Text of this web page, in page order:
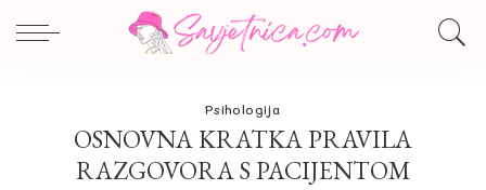
Psihologija
OSNOVNA KRATKA PRAVILA
RAZGOVORA S PACIJENTOM